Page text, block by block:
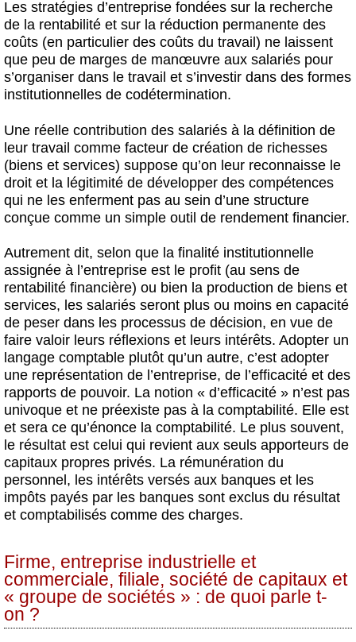
Les stratégies d’entreprise fondées sur la recherche
de la rentabilité et sur la réduction permanente des
coûts (en particulier des coûts du travail) ne laissent
que peu de marges de manœuvre aux salariés pour
s’organiser dans le travail et s’investir dans des formes
institutionnelles de codétermination.
Une réelle contribution des salariés à la définition de
leur travail comme facteur de création de richesses
(biens et services) suppose qu’on leur reconnaisse le
droit et la légitimité de développer des compétences
qui ne les enferment pas au sein d’une structure
conçue comme un simple outil de rendement financier.
Autrement dit, selon que la finalité institutionnelle
assignée à l’entreprise est le profit (au sens de
rentabilité financière) ou bien la production de biens et
services, les salariés seront plus ou moins en capacité
de peser dans les processus de décision, en vue de
faire valoir leurs réflexions et leurs intérêts. Adopter un
langage comptable plutôt qu’un autre, c’est adopter
une représentation de l’entreprise, de l’efficacité et des
rapports de pouvoir. La notion « d’efficacité » n’est pas
univoque et ne préexiste pas à la comptabilité. Elle est
et sera ce qu’énonce la comptabilité. Le plus souvent,
le résultat est celui qui revient aux seuls apporteurs de
capitaux propres privés. La rémunération du
personnel, les intérêts versés aux banques et les
impôts payés par les banques sont exclus du résultat
et comptabilisés comme des charges.
Firme, entreprise industrielle et
commerciale, filiale, société de capitaux et
« groupe de sociétés » : de quoi parle t-
on ?